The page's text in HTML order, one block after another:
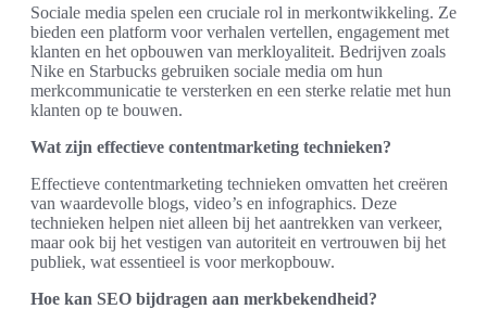
Sociale media spelen een cruciale rol in merkontwikkeling. Ze
bieden een platform voor verhalen vertellen, engagement met
klanten en het opbouwen van merkloyaliteit. Bedrijven zoals
Nike en Starbucks gebruiken sociale media om hun
merkcommunicatie te versterken en een sterke relatie met hun
klanten op te bouwen.
Wat zijn effectieve contentmarketing technieken?
Effectieve contentmarketing technieken omvatten het creëren
van waardevolle blogs, video’s en infographics. Deze
technieken helpen niet alleen bij het aantrekken van verkeer,
maar ook bij het vestigen van autoriteit en vertrouwen bij het
publiek, wat essentieel is voor merkopbouw.
Hoe kan SEO bijdragen aan merkbekendheid?